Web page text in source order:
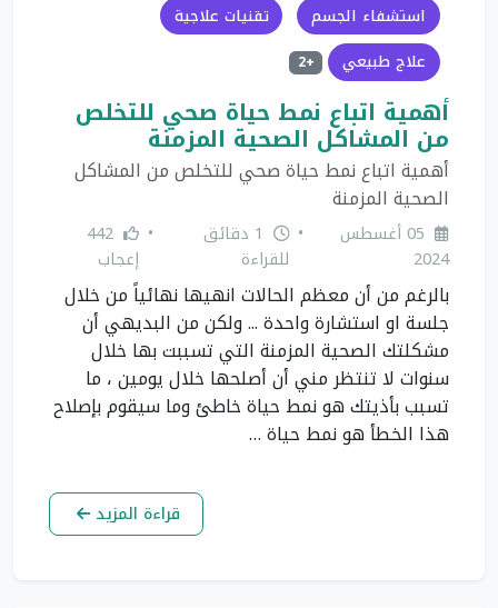
استشفاء الجسم
تقنيات علاجية
علاج طبيعي
+2
أهمية اتباع نمط حياة صحي للتخلص
من المشاكل الصحية المزمنة
أهمية اتباع نمط حياة صحي للتخلص من المشاكل
الصحية المزمنة
05 أغسطس
2024
•
1 دقائق
للقراءة
•
442
إعجاب
بالرغم من أن معظم الحالات انهيها نهائياً من خلال
جلسة او استشارة واحدة ... ولكن من البديهي أن
مشكلتك الصحية المزمنة التي تسببت بها خلال
سنوات لا تنتظر مني أن أصلحها خلال يومين ، ما
تسبب بأذيتك هو نمط حياة خاطئ وما سيقوم بإصلاح
هذا الخطأ هو نمط حياة …
قراءة المزيد